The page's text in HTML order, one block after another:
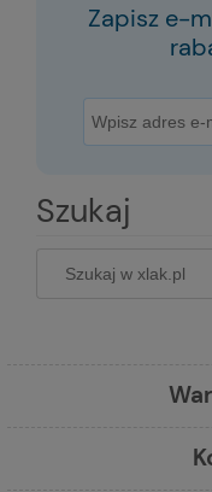
Zapisz e-
Szukaj